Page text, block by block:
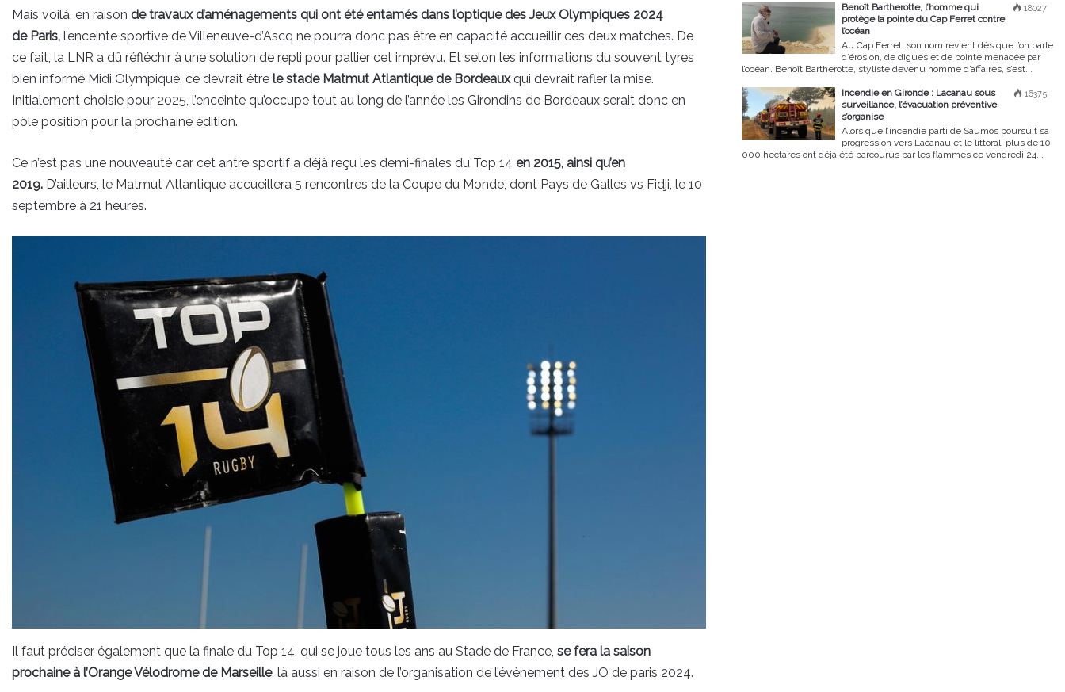
Mais voilà, en raison de travaux d’aménagements qui ont été entamés dans l’optique des Jeux Olympiques 2024
de Paris, l’enceinte sportive de Villeneuve-d’Ascq ne pourra donc pas être en capacité accueillir ces deux matches. De
ce fait, la LNR a dû réfléchir à une solution de repli pour pallier cet imprévu. Et selon les informations du souvent tyres
bien informé Midi Olympique, ce devrait être le stade Matmut Atlantique de Bordeauxqui devrait rafler la mise.
Initialement choisie pour 2025, l’enceinte qu’occupe tout au long de l’année les Girondins de Bordeaux serait donc en
pôle position pour la prochaine édition.
Ce n’est pas une nouveauté car cet antre sportif a déjà reçu les demi-finales du Top 14 en 2015, ainsi qu’en
2019. D’ailleurs, le Matmut Atlantique accueillera 5 rencontres de la Coupe du Monde, dont Pays de Galles vs Fidji, le 10
septembre à 21 heures.
Il faut préciser également que la finale du Top 14, qui se joue tous les ans au Stade de France, se fera la saison
prochaine à l’Orange Vélodrome de Marseille, là aussi en raison de l’organisation de l’évènement des JO de paris 2024.
18027
Benoît Bartherotte, l’homme qui
protège la pointe du Cap Ferret contre
l’océan
Au Cap Ferret, son nom revient dès que l’on parle
d’érosion, de digues et de pointe menacée par
l’océan. Benoît Bartherotte, styliste devenu homme d’affaires, s’est...
16375
Incendie en Gironde : Lacanau sous
surveillance, l’évacuation préventive
s’organise
Alors que l’incendie parti de Saumos poursuit sa
progression vers Lacanau et le littoral, plus de 10
000 hectares ont déjà été parcourus par les flammes ce vendredi 24...